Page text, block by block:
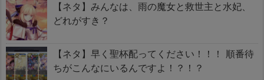
【ネタ】みんなは、雨の魔女と救世主と水妃、
どれがすき？
【ネタ】早く聖杯配ってください！！！ 順番待
ちがこんなにいるんですよ！？！？